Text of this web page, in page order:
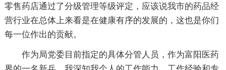
零售药店通过了分级管理等级评定，应该说我市的药品经
营行业在总体上来看是在健康有序的发展的，这也是你们
每一位作出的贡献。
作为局党委目前指定的具体分管人员，作为富阳医药